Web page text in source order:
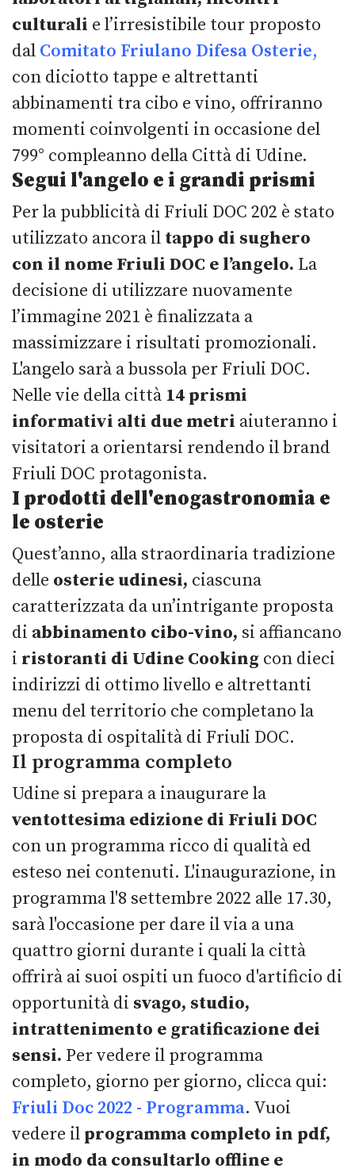
culturali e l’irresistibile tour proposto
dal Comitato Friulano Difesa Osterie,
con diciotto tappe e altrettanti
abbinamenti tra cibo e vino, offriranno
momenti coinvolgenti in occasione del
799° compleanno della Città di Udine.
Segui l'angelo e i grandi prismi
Per la pubblicità di Friuli DOC 202 è stato
utilizzato ancora il tappo di sughero
con il nome Friuli DOC e l’angelo. La
decisione di utilizzare nuovamente
l’immagine 2021 è finalizzata a
massimizzare i risultati promozionali.
L'angelo sarà a bussola per Friuli DOC.
Nelle vie della città 14 prismi
informativi alti due metri aiuteranno i
visitatori a orientarsi rendendo il brand
Friuli DOC protagonista.
I prodotti dell'enogastronomia e
le osterie
Quest’anno, alla straordinaria tradizione
delle osterie udinesi, ciascuna
caratterizzata da un’intrigante proposta
di abbinamento cibo-vino, si affiancano
i ristoranti di Udine Cooking con dieci
indirizzi di ottimo livello e altrettanti
menu del territorio che completano la
proposta di ospitalità di Friuli DOC.
Il programma completo
Udine si prepara a inaugurare la
ventottesima edizione di Friuli DOC
con un programma ricco di qualità ed
esteso nei contenuti. L'inaugurazione, in
programma l'8 settembre 2022 alle 17.30,
sarà l'occasione per dare il via a una
quattro giorni durante i quali la città
offrirà ai suoi ospiti un fuoco d'artificio di
opportunità di svago, studio,
intrattenimento e gratificazione dei
sensi. Per vedere il programma
completo, giorno per giorno, clicca qui:
Friuli Doc 2022 - Programma. Vuoi
vedere il programma completo in pdf,
in modo da consultarlo offline e